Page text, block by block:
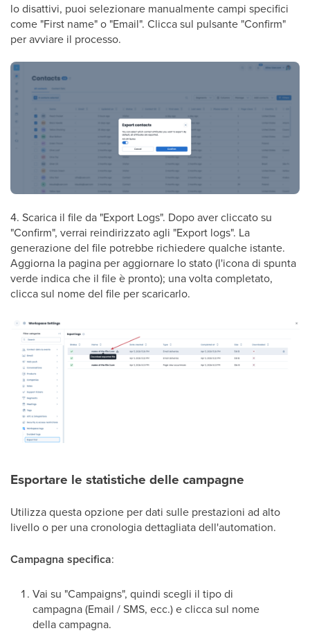
lo disattivi, puoi selezionare manualmente campi specifici
come "First name" o "Email". Clicca sul pulsante "Confirm"
per avviare il processo.
4. Scarica il file da "Export Logs". Dopo aver cliccato su
"Confirm", verrai reindirizzato agli "Export logs". La
generazione del file potrebbe richiedere qualche istante.
Aggiorna la pagina per aggiornare lo stato (l'icona di spunta
verde indica che il file è pronto); una volta completato,
clicca sul nome del file per scaricarlo.
Esportare le statistiche delle campagne
Utilizza questa opzione per dati sulle prestazioni ad alto
livello o per una cronologia dettagliata dell'automation.
Campagna specifica:
Vai su "Campaigns", quindi scegli il tipo di
campagna (Email / SMS, ecc.) e clicca sul nome
della campagna.